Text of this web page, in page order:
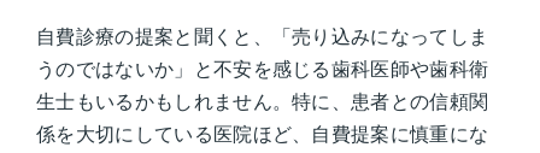
自費診療の提案と聞くと、「売り込みになってしま
うのではないか」と不安を感じる歯科医師や歯科衛
生士もいるかもしれません。特に、患者との信頼関
係を大切にしている医院ほど、自費提案に慎重にな